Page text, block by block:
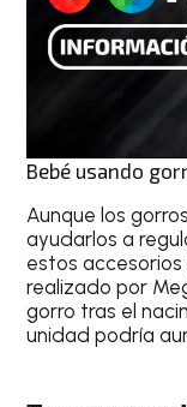
Bebé usando
Aunque los
ayudarlos a
estos accesorios
realizado por
gorro tras el
unidad podría